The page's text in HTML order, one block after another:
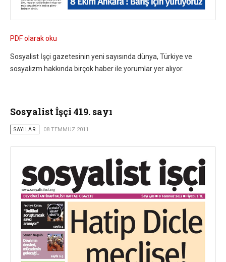
PDF olarak oku
Sosyalist İşçi gazetesinin yeni sayısında dünya, Türkiye ve
sosyalizm hakkında birçok haber ile yorumlar yer alıyor.
Sosyalist İşçi 419. sayı
SAYILAR 08 TEMMUZ 2011